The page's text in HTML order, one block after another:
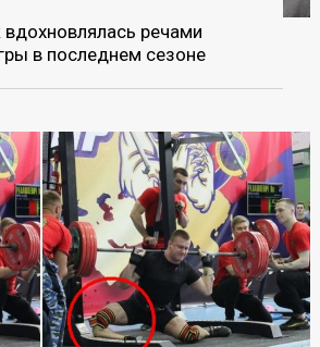
речами
в последнем сезоне